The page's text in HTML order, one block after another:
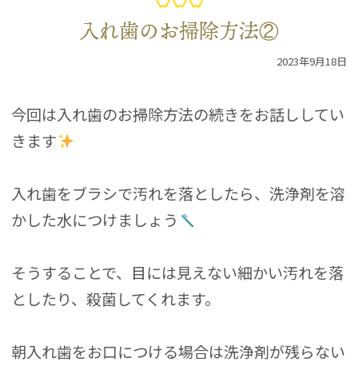
入れ歯のお掃除方法②
2023年9月18日
今回は入れ歯のお掃除方法の続きをお話ししてい
きます
入れ歯をブラシで汚れを落としたら、洗浄剤を溶
かした水につけましょう
そうすることで、目には見えない細かい汚れを落
としたり、殺菌してくれます。
朝入れ歯をお口につける場合は洗浄剤が残らない